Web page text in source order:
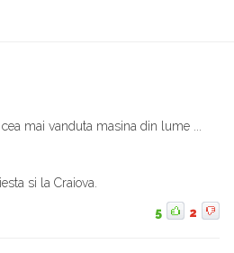
mai vanduta masina din lume ...
si la Craiova.
5 2